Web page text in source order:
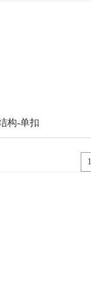
构-单扣
1